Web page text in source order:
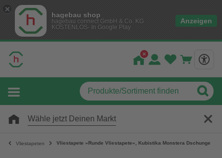
hagebau shop
hagebau connect GmbH & Co. KG
KOSTENLOS- In Google Play
Anzeigen
Wähle jetzt Deinen Markt
Vliestapeten Vliestapete »Runde Vliestapete«, Kubistika Monstera Dschungel,